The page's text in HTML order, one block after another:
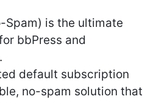
Spam) is the ultimate
bbPress and
default subscription
no-spam solution that